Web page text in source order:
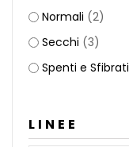
Normali (2)
Secchi (3)
Spenti e Sfibrati
LINEE